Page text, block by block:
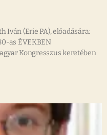
(Erie PA), előadására:
as ÉVEKBEN
Kongresszus keretében